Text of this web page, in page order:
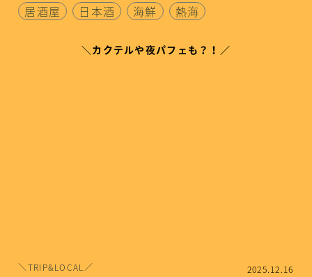
居酒屋
日本酒 海鮮 熱海
＼カクテルや夜パフェも？！／
＼TRIP&LOCAL／ 2025.12.16